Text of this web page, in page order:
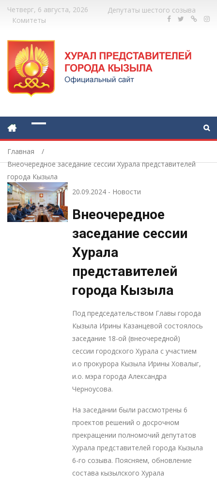
Четверг, 6 августа, 2026
Депутаты шестого созыва
Комитеты
Главная
Внеочередное заседание сессии Хурала представителей
города Кызыла
20.09.2024- Новости
Внеочередное
заседание сессии
Хурала
представителей
города Кызыла
Под председательством Главы города
Кызыла Ирины Казанцевой состоялось
заседание 18-ой (внеочередной)
сессии городского Хурала с участием
и.о прокурора Кызыла Ирины Ховалыг,
и.о. мэра города Александра
Черноусова.
На заседании были рассмотрены 6
проектов решений о досрочном
прекращении полномочий депутатов
Хурала представителей города Кызыла
6-го созыва. Поясняем, обновление
состава кызылского Хурала